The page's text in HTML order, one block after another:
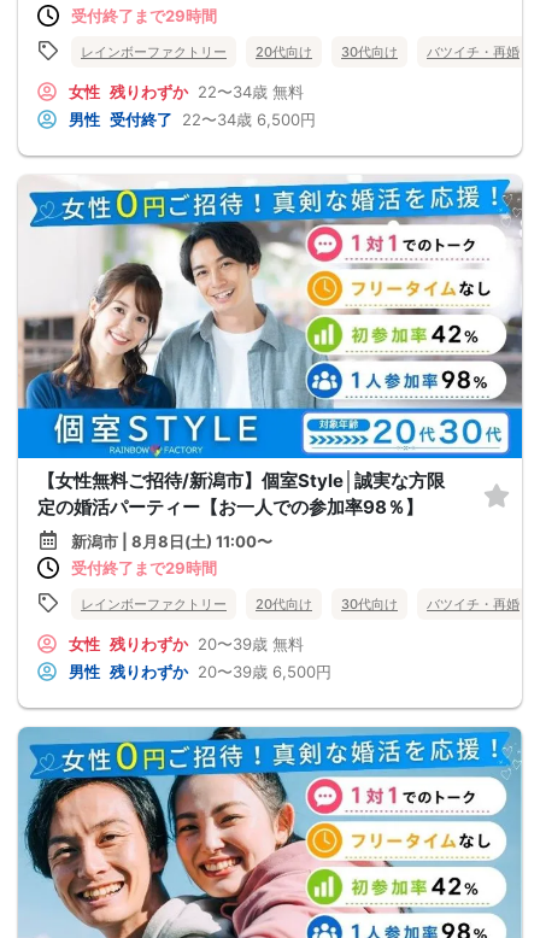
受付終了まで29時間
レインボーファクトリー 20代向け 30代向け バツイチ・再婚
女性 残りわずか 22〜34歳 無料
男性 受付終了 22〜34歳 6,500円
【女性無料ご招待/新潟市】個室Style│誠実な方限
定の婚活パーティー【お一人での参加率98％】
新潟市 | 8月8日(土) 11:00〜
受付終了まで29時間
レインボーファクトリー 20代向け 30代向け バツイチ・再婚
女性 残りわずか 20〜39歳 無料
男性 残りわずか 20〜39歳 6,500円